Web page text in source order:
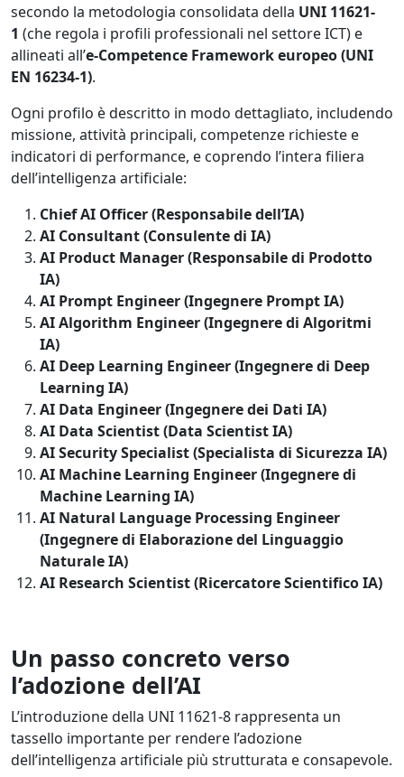
secondo la metodologia consolidata della UNI 11621-
1 (che regola i profili professionali nel settore ICT) e
allineati all’e-Competence Framework europeo (UNI
EN 16234-1).
Ogni profilo è descritto in modo dettagliato, includendo
missione, attività principali, competenze richieste e
indicatori di performance, e coprendo l’intera filiera
dell’intelligenza artificiale:
Chief AI Officer (Responsabile dell’IA)
AI Consultant (Consulente di IA)
AI Product Manager (Responsabile di Prodotto
IA)
AI Prompt Engineer (Ingegnere Prompt IA)
AI Algorithm Engineer (Ingegnere di Algoritmi
IA)
AI Deep Learning Engineer (Ingegnere di Deep
Learning IA)
AI Data Engineer (Ingegnere dei Dati IA)
AI Data Scientist (Data Scientist IA)
AI Security Specialist (Specialista di Sicurezza IA)
AI Machine Learning Engineer (Ingegnere di
Machine Learning IA)
AI Natural Language Processing Engineer
(Ingegnere di Elaborazione del Linguaggio
Naturale IA)
AI Research Scientist (Ricercatore Scientifico IA)
Un passo concreto verso
l’adozione dell’AI
L’introduzione della UNI 11621-8 rappresenta un
tassello importante per rendere l’adozione
dell’intelligenza artificiale più strutturata e consapevole.